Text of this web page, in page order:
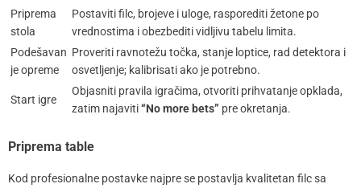
Priprema
stola
Postaviti filc, brojeve i uloge, rasporediti žetone po
vrednostima i obezbediti vidljivu tabelu limita.
Podešavan
je opreme
Proveriti ravnotežu točka, stanje loptice, rad detektora i
osvetljenje; kalibrisati ako je potrebno.
Start igre
Objasniti pravila igračima, otvoriti prihvatanje opklada,
zatim najaviti“No more bets” pre okretanja.
Priprema table
Kod profesionalne postavke najpre se postavlja kvalitetan filc sa